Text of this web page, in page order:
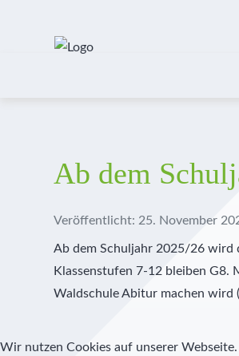
Ab dem
Veröffentlicht: 25. November
Ab dem Schuljahr 2025/26 wird
Klassenstufen 7-12 bleiben G8.
Waldschule Abitur machen wird
Wir nutzen Cookies auf unserer